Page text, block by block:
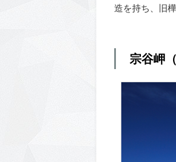
造を持ち、旧
宗谷岬